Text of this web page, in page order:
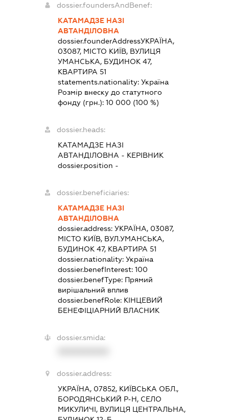
dossier.foundersAndBenef:
КАТАМАДЗЕ НАЗІ
АВТАНДІЛОВНА
dossier.founderAddressУКРАЇНА,
03087, МІСТО КИЇВ, ВУЛИЦЯ
УМАНСЬКА, БУДИНОК 47,
КВАРТИРА 51
statements.nationality: Україна
Розмір внеску до статутного
фонду (грн.): 10 000 (100 %)
dossier.heads:
КАТАМАДЗЕ НАЗІ
АВТАНДІЛОВНА - КЕРІВНИК
dossier.position -
dossier.beneficiaries:
КАТАМАДЗЕ НАЗІ
АВТАНДІЛОВНА
dossier.address: УКРАЇНА, 03087,
МІСТО КИЇВ, ВУЛ.УМАНСЬКА,
БУДИНОК 47, КВАРТИРА 51
dossier.nationality: Україна
dossier.benefInterest: 100
dossier.benefType: Прямий
вирішальний вплив
dossier.benefRole: КІНЦЕВИЙ
БЕНЕФІЦІАРНИЙ ВЛАСНИК
dossier.smida:
dossier.address:
УКРАЇНА, 07852, КИЇВСЬКА ОБЛ.,
БОРОДЯНСЬКИЙ Р-Н, СЕЛО
МИКУЛИЧІ, ВУЛИЦЯ ЦЕНТРАЛЬНА,